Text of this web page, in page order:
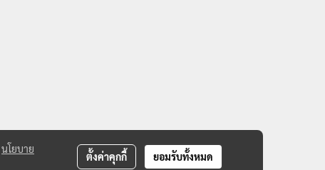
นโยบาย
ตั้งค่าคุกกี้ ยอมรับทั้งหมด